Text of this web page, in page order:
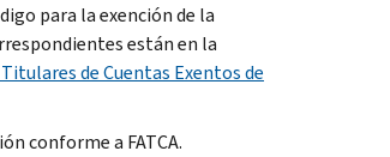
para la exención de la
están en la
de Cuentas Exentos de
conforme a FATCA.